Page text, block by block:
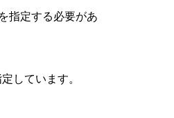
指定する必要があ
しています。